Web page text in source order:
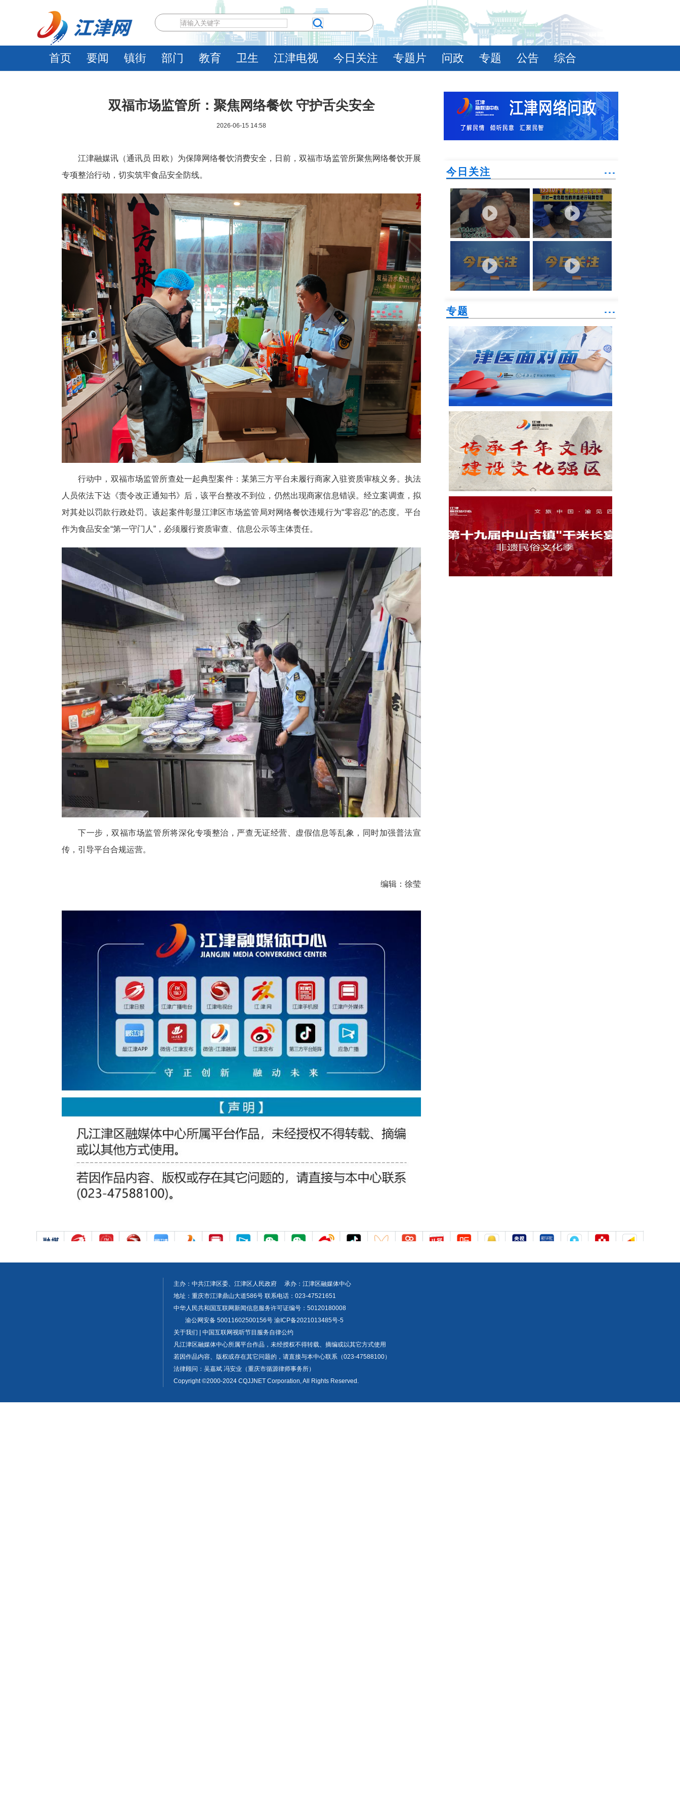
首页 要闻 镇街 部门 教育 卫生 江津电视 今日关注 专题片 问政 专题 公告 综合
双福市场监管所：聚焦网络餐饮 守护舌尖安全
2026-06-15 14:58
江津融媒讯（通讯员 田欧）为保障网络餐饮消费安全，日前，双福市场监管所聚焦网络餐饮开展
专项整治行动，切实筑牢食品安全防线。
行动中，双福市场监管所查处一起典型案件：某第三方平台未履行商家入驻资质审核义务。执法
人员依法下达《责令改正通知书》后，该平台整改不到位，仍然出现商家信息错误。经立案调查，拟
对其处以罚款行政处罚。该起案件彰显江津区市场监管局对网络餐饮违规行为“零容忍”的态度。平台
作为食品安全“第一守门人”，必须履行资质审查、信息公示等主体责任。
下一步，双福市场监管所将深化专项整治，严查无证经营、虚假信息等乱象，同时加强普法宣
传，引导平台合规运营。
编辑：徐莹
今日关注 ˙˙˙
专题 ˙˙˙
主办：中共江津区委、江津区人民政府 承办：江津区融媒体中心
地址：重庆市江津鼎山大道586号 联系电话：023-47521651
中华人民共和国互联网新闻信息服务许可证编号：50120180008
渝公网安备 50011602500156号 渝ICP备2021013485号-5
关于我们 | 中国互联网视听节目服务自律公约
凡江津区融媒体中心所属平台作品，未经授权不得转载、摘编或以其它方式使用
若因作品内容、版权或存在其它问题的，请直接与本中心联系（023-47588100）
法律顾问：吴嘉斌 冯安业（重庆市循源律师事务所）
Copyright ©2000-2024 CQJJNET Corporation, All Rights Reserved.